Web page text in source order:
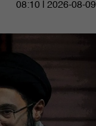
08:10 | 2026-08-09